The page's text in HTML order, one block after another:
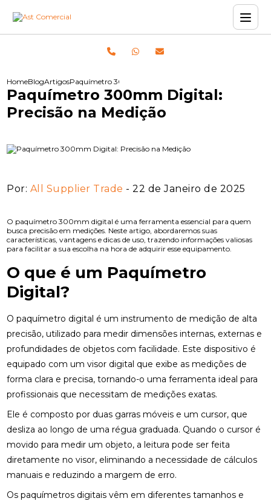
HomeBlogArtigosPaquímetro 300mm Digital: Precisão na Medição
Paquímetro 300mm Digital:
Precisão na Medição
Por: All Supplier Trade - 22 de Janeiro de 2025
O paquímetro 300mm digital é uma ferramenta essencial para quem
busca precisão em medições. Neste artigo, abordaremos suas
características, vantagens e dicas de uso, trazendo informações valiosas
para facilitar a sua escolha na hora de adquirir esse equipamento.
O que é um Paquímetro
Digital?
O paquímetro digital é um instrumento de medição de alta
precisão, utilizado para medir dimensões internas, externas e
profundidades de objetos com facilidade. Este dispositivo é
equipado com um visor digital que exibe as medições de
forma clara e precisa, tornando-o uma ferramenta ideal para
profissionais que necessitam de medições exatas.
Ele é composto por duas garras móveis e um cursor, que
desliza ao longo de uma régua graduada. Quando o cursor é
movido para medir um objeto, a leitura pode ser feita
diretamente no visor, eliminando a necessidade de cálculos
manuais e reduzindo a margem de erro.
Os paquímetros digitais vêm em diferentes tamanhos e